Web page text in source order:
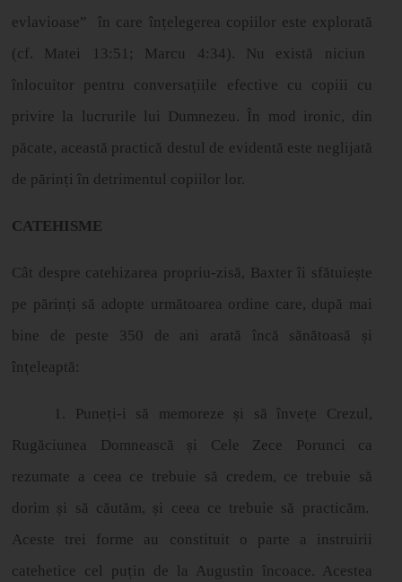
evlavioase” în care înțelegerea copiilor este explorată
(cf. Matei 13:51; Marcu 4:34). Nu există
niciun
înlocuitor pentru conversațiile efective cu copiii cu
privire la lucrurile lui Dumnezeu. În mod ironic, din
păcate, această practică destul de evidentă este neglijată
de părinți în detrimentul copiilor lor.
CATEHISME
Cât despre catehizarea propriu-zisă, Baxter îi sfătuiește
pe părinți să adopte următoarea ordine care, după mai
bine de peste 350 de ani arată încă sănătoasă și
înțeleaptă :
1. Puneți-i să memoreze și să învețe Crezul,
Rugăciunea Domnească și Cele Zece Porunci ca
rezumate a ceea ce trebuie să credem, ce trebuie să
dorim și să căutăm, și ceea ce trebuie să practicăm.
Aceste trei forme au constituit o parte a instruirii
catehetice cel puțin de la Augustin încoace. Acestea